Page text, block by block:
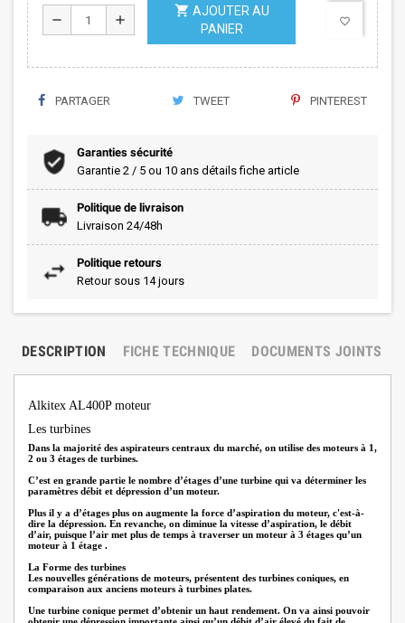
remove add
shopping_cart AJOUTER AU
PANIER
favorite_border
PARTAGER TWEET PINTEREST
Garanties sécurité
Garantie 2 / 5 ou 10 ans détails fiche article
Politique de livraison
Livraison 24/48h
Politique retours
Retour sous 14 jours
DESCRIPTION FICHE TECHNIQUE DOCUMENTS JOINTS
Alkitex AL400P moteur
Les turbines
Dans la majorité des aspirateurs centraux du marché, on utilise des moteurs à 1,
2 ou 3 étages de turbines.
C’est en grande partie le nombre d’étages d’une turbine qui va déterminer les
paramètres débit et dépression d’un moteur.
Plus il y a d’étages plus on augmente la force d’aspiration du moteur, c'est-à-
dire la dépression. En revanche, on diminue la vitesse d’aspiration, le débit
d’air, puisque l’air met plus de temps à traverser un moteur à 3 étages qu’un
moteur à 1 étage .
La Forme des turbines
Les nouvelles générations de moteurs, présentent des turbines coniques, en
comparaison aux anciens moteurs à turbines plates.
Une turbine conique permet d’obtenir un haut rendement. On va ainsi pouvoir
obtenir une dépression importante ainsi qu’un débit d’air élevé du fait de